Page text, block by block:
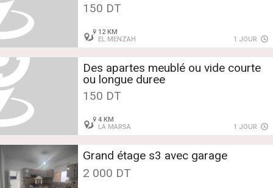
150 DT
12 KM
EL MENZAH
1 JOUR
Des apartes meublé ou vide courte
ou longue duree
150 DT
4 KM
LA MARSA
1 JOUR
Grand étage s3 avec garage
2 000 DT